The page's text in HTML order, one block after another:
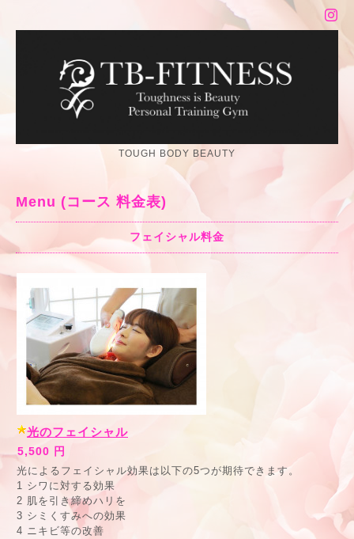
TOUGH BODY BEAUTY
Menu (コース 料金表)
フェイシャル料金
光のフェイシャル
5,500 円
光によるフェイシャル効果は以下の5つが期待できます。
1 シワに対する効果
2 肌を引き締めハリを
3 シミくすみへの効果
4 ニキビ等の改善